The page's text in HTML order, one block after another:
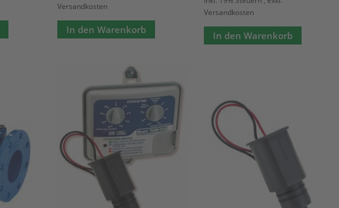
Versandkosten
In den Warenkorb
Versandkosten
In den Warenkorb